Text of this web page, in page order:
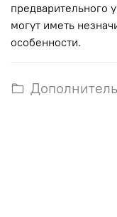
предварительного
могут иметь
особенности.